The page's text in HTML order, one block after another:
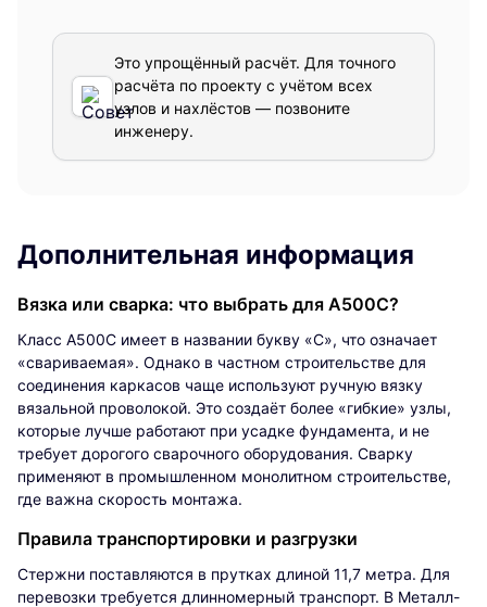
Это упрощённый расчёт. Для точного
расчёта по проекту с учётом всех
узлов и нахлёстов — позвоните
инженеру.
Дополнительная информация
Вязка или сварка: что выбрать для А500С?
Класс А500С имеет в названии букву «С», что означает
«свариваемая». Однако в частном строительстве для
соединения каркасов чаще используют ручную вязку
вязальной проволокой. Это создаёт более «гибкие» узлы,
которые лучше работают при усадке фундамента, и не
требует дорогого сварочного оборудования. Сварку
применяют в промышленном монолитном строительстве,
где важна скорость монтажа.
Правила транспортировки и разгрузки
Стержни поставляются в прутках длиной 11,7 метра. Для
перевозки требуется длинномерный транспорт. В Металл-